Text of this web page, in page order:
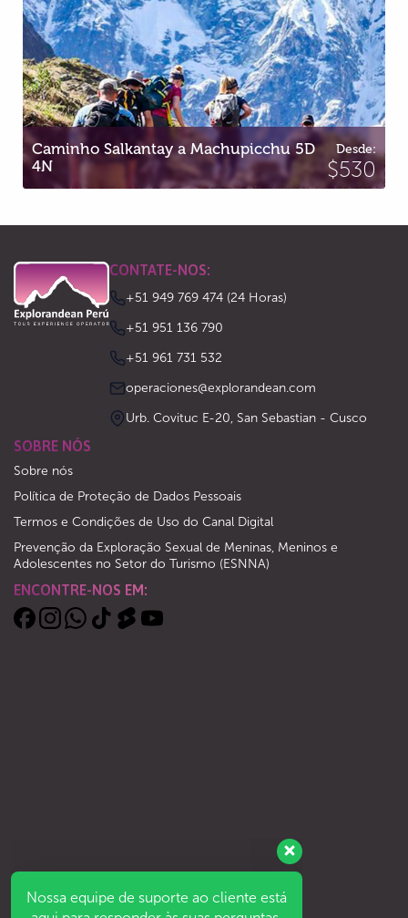
Inca Jungle para Machupicchu 3D 2N Desde:
$405
CONTATE-NOS:
+51 949 769 474 (24 Horas)
‪+51 951 136 790‬
‪+51 961 731 532‬
operaciones@explorandean.com
Urb. Covituc E-20, San Sebastian - Cusco
SOBRE NÓS
Sobre nós
Política de Proteção de Dados Pessoais
Termos e Condições de Uso do Canal Digital
Prevenção da Exploração Sexual de Meninas, Meninos e
Adolescentes no Setor do Turismo (ESNNA)
ENCONTRE-NOS EM:
Nossa equipe de suporte ao cliente está
aqui para responder às suas perguntas.
Pergunte-nos o que quiser!